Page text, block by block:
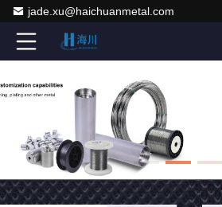
jade.xu@haichuanmetal.com